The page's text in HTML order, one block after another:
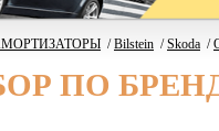
/Bilstein /Skoda /
ПО